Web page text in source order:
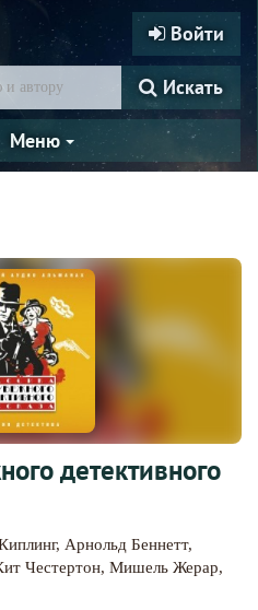
Войти
Искать
Меню
детективного
, Арнольд Беннетт,
Честертон, Мишель Жерар,